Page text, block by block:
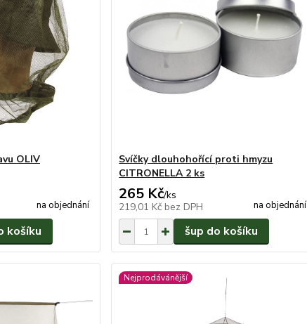
OLIV
na objednání
košíku
Svíčky dlouhohořící proti hmyzu
CITRONELLA 2 ks
265 Kč/ks
219,01 Kč bez DPH na objednání
šup do košíku
Nejprodávánější